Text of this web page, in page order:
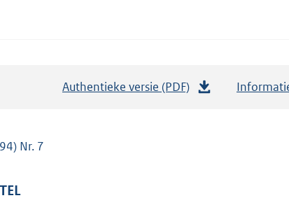
Authentieke versie (PDF)
Nr. 7